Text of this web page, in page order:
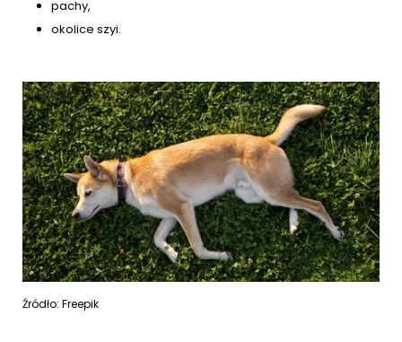
pachy,
okolice szyi.
Źródło: Freepik